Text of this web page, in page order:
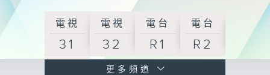
電視
31
電視
32
電台
R1
電台
R2
更多頻道